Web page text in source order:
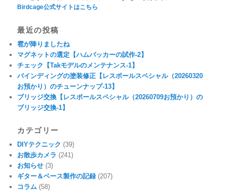
Birdcage公式サイトはこちら
最近の投稿
雹が降りましたね
マグネットの選定【ハムバッカーの試作-2】
チェック【Takモデルのメンテナンス-1】
バインディングの塗装修正【レスポールスペシャル（20260320
お預かり）のチューンナップ-13】
ブリッジ交換【レスポールスペシャル（20260709お預かり）の
ブリッジ交換-1】
カテゴリー
DIYテクニック (39)
お散歩カメラ (241)
お知らせ (3)
ギター＆ベース製作の記録 (207)
コラム (58)